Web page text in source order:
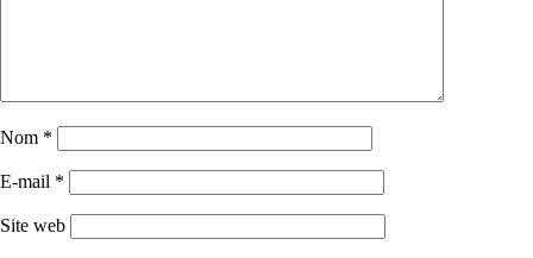
Nom *
E-mail *
Site web